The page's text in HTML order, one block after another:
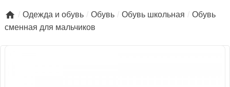
 Одежда и обувь Обувь Обувь школьная
Обувь
сменная для мальчиков